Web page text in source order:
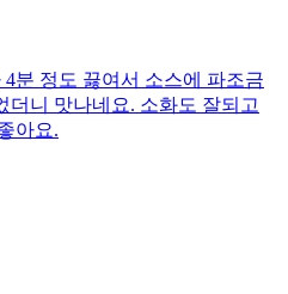
분 정도 끓여서 소스에 파조금
더니 맛나네요. 소화도 잘되고
아요.